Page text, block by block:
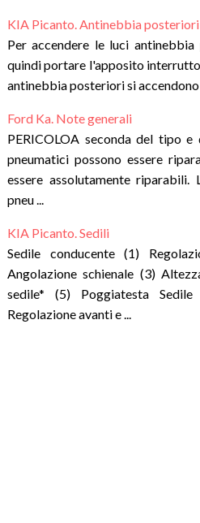
KIA Picanto. Antinebbia posteriori
Per accendere le luci
quindi portare l'apposito
antinebbia posteriori si
Ford Ka. Note generali
PERICOLOA seconda del tipo
pneumatici possono essere
essere assolutamente
pneu ...
KIA Picanto. Sedili
Sedile conducente (1)
Angolazione schienale (3)
sedile* (5) Poggiatesta
Regolazione avanti e ...